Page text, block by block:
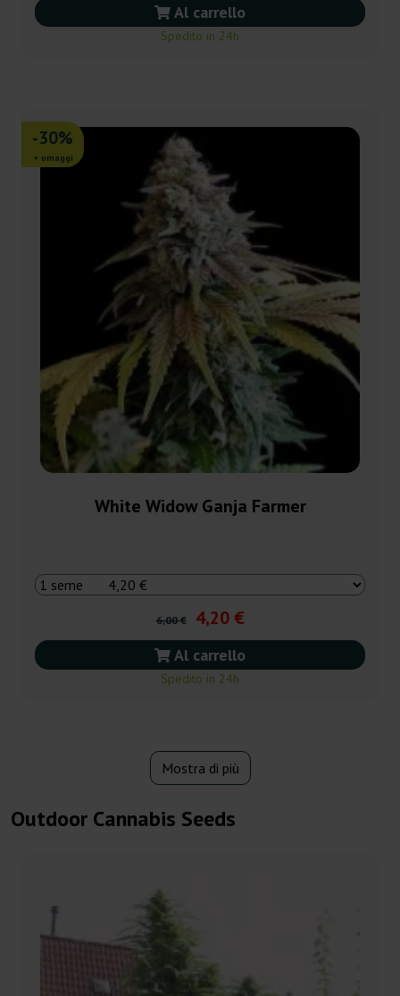
Al carrello
Spedito in 24h
-30%
+ omaggi
White Widow Ganja Farmer
6,00 € 4,20 €
Al carrello
Spedito in 24h
Mostra di più
Outdoor Cannabis Seeds